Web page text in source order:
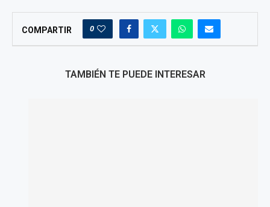
COMPARTIR 0
TAMBIÉN TE PUEDE INTERESAR